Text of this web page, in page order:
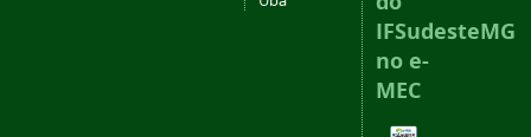
IFSudesteMG
no e-
MEC